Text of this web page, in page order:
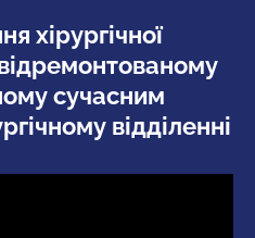
хірургічної
сучасним
відділенні